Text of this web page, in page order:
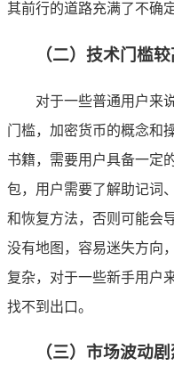
其前行的道路充满了不确定
（二）技术门槛
对于一些普通用户来
门槛，加密货币的概念和
书籍，需要用户具备一定
包，用户需要了解助记词
和恢复方法，否则可能会
没有地图，容易迷失方向
复杂，对于一些新手用户
找不到出口。
（三）市场波动